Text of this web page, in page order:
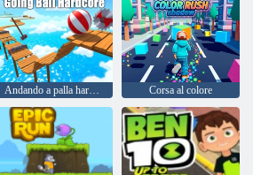
Andando a palla hardcore Corsa al colore